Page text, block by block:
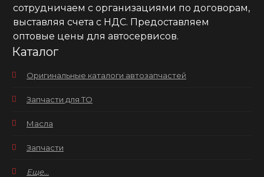
сотрудничаем с организациями по договорам,
выставляя счета с НДС. Предоставляем
оптовые цены для автосервисов.
Каталог
Оригинальные каталоги автозапчастей
Запчасти для ТО
Масла
Запчасти
Еще...